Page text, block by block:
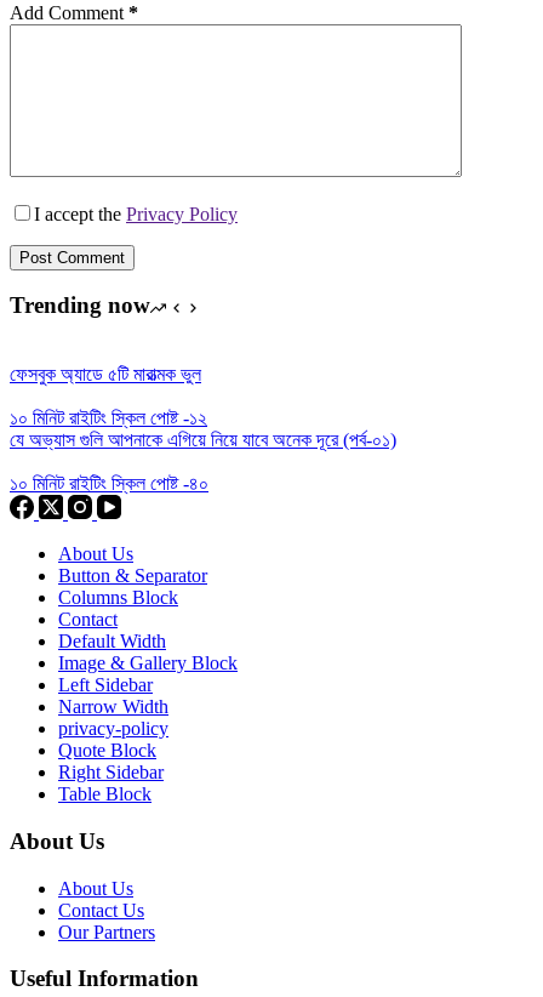
Add Comment *
I accept the Privacy Policy
Post Comment
Trending now
ফেসবুক অ্যাডে ৫টি মারাত্মক ভুল
১০ মিনিট রাইটিং স্কিল পোষ্ট -১২
যে অভ্যাস গুলি আপনাকে এগিয়ে নিয়ে যাবে অনেক দূরে (পর্ব-০১)
১০ মিনিট রাইটিং স্কিল পোষ্ট -৪০
About Us
Button & Separator
Columns Block
Contact
Default Width
Image & Gallery Block
Left Sidebar
Narrow Width
privacy-policy
Quote Block
Right Sidebar
Table Block
About Us
About Us
Contact Us
Our Partners
Useful Information